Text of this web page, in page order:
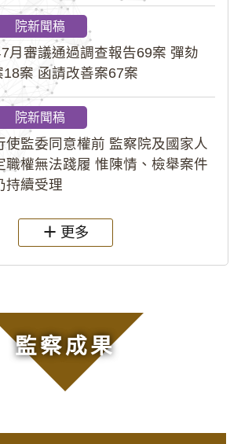
院新聞稿
月審議通過調查報告69案 彈劾
案 函請改善案67案
院新聞稿
使監委同意權前 監察院及國家人
職權無法踐履 惟陳情、檢舉案件
持續受理
更多
監察成果